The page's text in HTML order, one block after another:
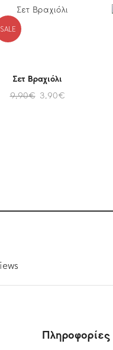
SALE
Σετ Βραχιόλι
9,90€ 3,90€
Πληροφορίες